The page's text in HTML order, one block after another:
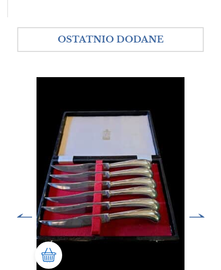
OSTATNIO DODANE